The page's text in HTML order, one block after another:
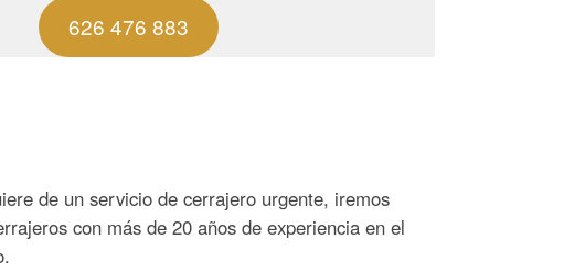
626 476 883
de un servicio de cerrajero urgente, iremos
con más de 20 años de experiencia en el